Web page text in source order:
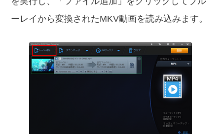
ーレイから変換されたMKV動画を読み込みます。